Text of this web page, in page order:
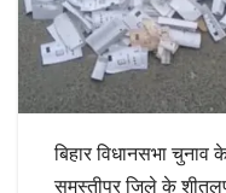
बिहार विधानसभा
समस्तीपुर जिले के